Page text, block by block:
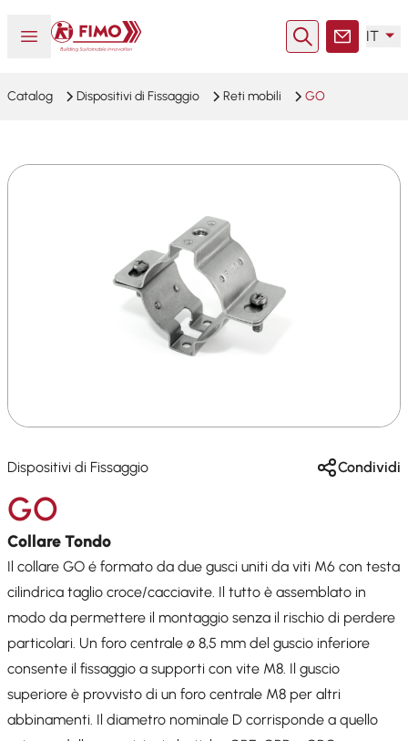
Aprire o chiudere il menu
Torna alla pagina iniziale
RicercaContatto
IT
Catalog Dispositivi di Fissaggio Reti mobili GO
Dispositivi di Fissaggio Condividi
GO
Collare Tondo
Il collare GO é formato da due gusci uniti da viti M6 con testa
cilindrica taglio croce/cacciavite. Il tutto è assemblato in
modo da permettere il montaggio senza il rischio di perdere
particolari. Un foro centrale ø 8,5 mm del guscio inferiore
consente il fissaggio a supporti con vite M8. Il guscio
superiore è provvisto di un foro centrale M8 per altri
abbinamenti. Il diametro nominale D corrisponde a quello